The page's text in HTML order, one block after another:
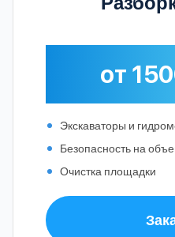
от
Экскаваторы и
Безопасность на
Очистка площадки